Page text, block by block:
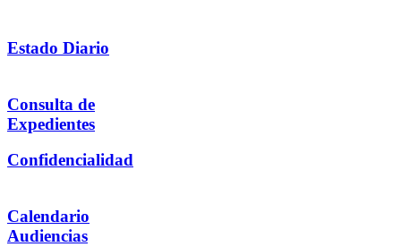
Estado Diario
Consulta de
Expedientes
Confidencialidad
Calendario
Audiencias